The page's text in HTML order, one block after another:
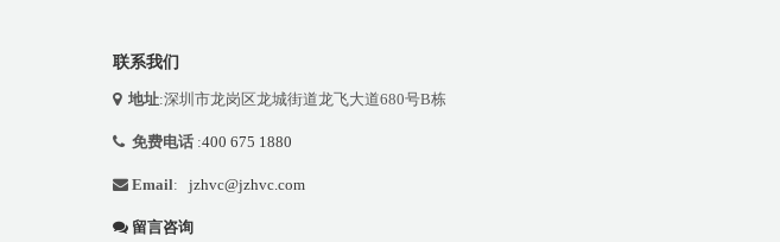
联系我们
地址:深圳市龙岗区龙城街道龙飞大道680号B栋
免费电话 :400 675 1880
Email: jzhvc@jzhvc.com
留言咨询